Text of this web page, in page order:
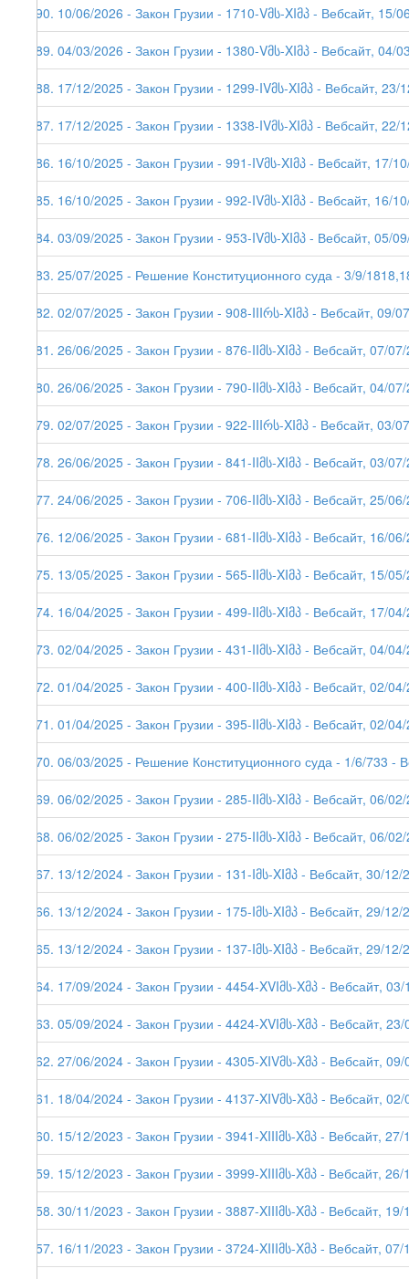
290. 10/06/2026 - Закон Грузии - 1710-Vმს-XIმპ - Вебсайт, 15/
289. 04/03/2026 - Закон Грузии - 1380-Vმს-XIმპ - Вебсайт,
288. 17/12/2025 - Закон Грузии - 1299-IVმს-XIმპ - Вебсайт, 23/
287. 17/12/2025 - Закон Грузии - 1338-IVმს-XIმპ - Вебсайт, 22/
286. 16/10/2025 - Закон Грузии - 991-IVმს-XIმპ - Вебсайт, 17/
285. 16/10/2025 - Закон Грузии - 992-IVმს-XIმპ - Вебсайт, 16/
284. 03/09/2025 - Закон Грузии - 953-IVმს-XIმპ - Вебсайт, 05/
283. 25/07/2025 - Решение Конституционного суда - 3/9/
282. 02/07/2025 - Закон Грузии - 908-IIIრს-XIმპ - Вебсайт, 09/
281. 26/06/2025 - Закон Грузии - 876-IIმს-XIმპ - Вебсайт, 07/
280. 26/06/2025 - Закон Грузии - 790-IIმს-XIმპ - Вебсайт, 04/
279. 02/07/2025 - Закон Грузии - 922-IIIრს-XIმპ - Вебсайт, 03/
278. 26/06/2025 - Закон Грузии - 841-IIმს-XIმპ - Вебсайт, 03/
277. 24/06/2025 - Закон Грузии - 706-IIმს-XIმპ - Вебсайт, 25/
276. 12/06/2025 - Закон Грузии - 681-IIმს-XIმპ - Вебсайт, 16/
275. 13/05/2025 - Закон Грузии - 565-IIმს-XIმპ - Вебсайт, 15/
274. 16/04/2025 - Закон Грузии - 499-IIმს-XIმპ - Вебсайт, 17/
273. 02/04/2025 - Закон Грузии - 431-IIმს-XIმპ - Вебсайт, 04/
272. 01/04/2025 - Закон Грузии - 400-IIმს-XIმპ - Вебсайт, 02/
271. 01/04/2025 - Закон Грузии - 395-IIმს-XIმპ - Вебсайт, 02/
270. 06/03/2025 - Решение Конституционного суда - 1/6/733 -
269. 06/02/2025 - Закон Грузии - 285-IIმს-XIმპ - Вебсайт, 06/
268. 06/02/2025 - Закон Грузии - 275-IIმს-XIმპ - Вебсайт, 06/
267. 13/12/2024 - Закон Грузии - 131-Iმს-XIმპ - Вебсайт, 30/12/
266. 13/12/2024 - Закон Грузии - 175-Iმს-XIმპ - Вебсайт, 29/12/
265. 13/12/2024 - Закон Грузии - 137-Iმს-XIმპ - Вебсайт, 29/12/
264. 17/09/2024 - Закон Грузии - 4454-XVIმს-Xმპ - Вебсайт,
263. 05/09/2024 - Закон Грузии - 4424-XVIმს-Xმპ - Вебсайт,
262. 27/06/2024 - Закон Грузии - 4305-XIVმს-Xმპ - Вебсайт,
261. 18/04/2024 - Закон Грузии - 4137-XIVმს-Xმპ - Вебсайт,
260. 15/12/2023 - Закон Грузии - 3941-XIIIმს-Xმპ - Вебсайт,
259. 15/12/2023 - Закон Грузии - 3999-XIIIმს-Xმპ - Вебсайт,
258. 30/11/2023 - Закон Грузии - 3887-XIIIმს-Xმპ - Вебсайт,
257. 16/11/2023 - Закон Грузии - 3724-XIIIმს-Xმპ - Вебсайт,